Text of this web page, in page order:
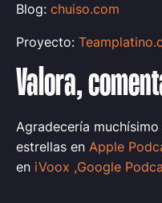
Blog: chuiso.com
Proyecto:
Valora,
Agradecería
estrellas en Apple
en iVoox ,Google